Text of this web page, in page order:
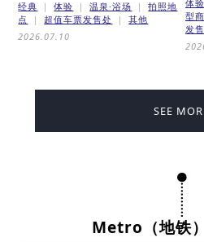
经典 体验 温泉·浴场
拍照地
点
超值车票发售处
其他
2026.07.10
体验
型
发
SEE
Metro（地铁